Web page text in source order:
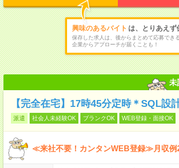
興味のあるバイト は、とりあえず
保存した求人は、後からまとめて応募できる
企業からアプローチが届くことも！
未
【完全在宅】17時45分定時＊SQL設
派遣 社会人未経験OK ブランクOK WEB登録・面接OK
≪来社不要！カンタンWEB登録≫月収例